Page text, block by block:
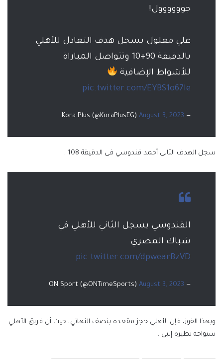
جوووووول!
علي معلول يسجل هدف التعادل للأهلي
بالدقيقة 90+10 وتتواصل المباراة
للأشواط الإضافية
pic.twitter.com/EYBS1o67le
— Kora Plus (@KoraPlusEG)
August 3, 2023
سجل الهدف الثانى أحمد قندوسي فى الدقيقة 108 .
القندوسي يسجل الثاني للأهلي في
شباك المصري
pic.twitter.com/dpwearBzVD
— ON Sport (@ONTimeSports)
August 3, 2023
وبهذا الفوز، فإن الأهلي حجز مقعده بنصف النهائي، حيث أن فريق الأهلي
سيواجه نظيره إنبي .